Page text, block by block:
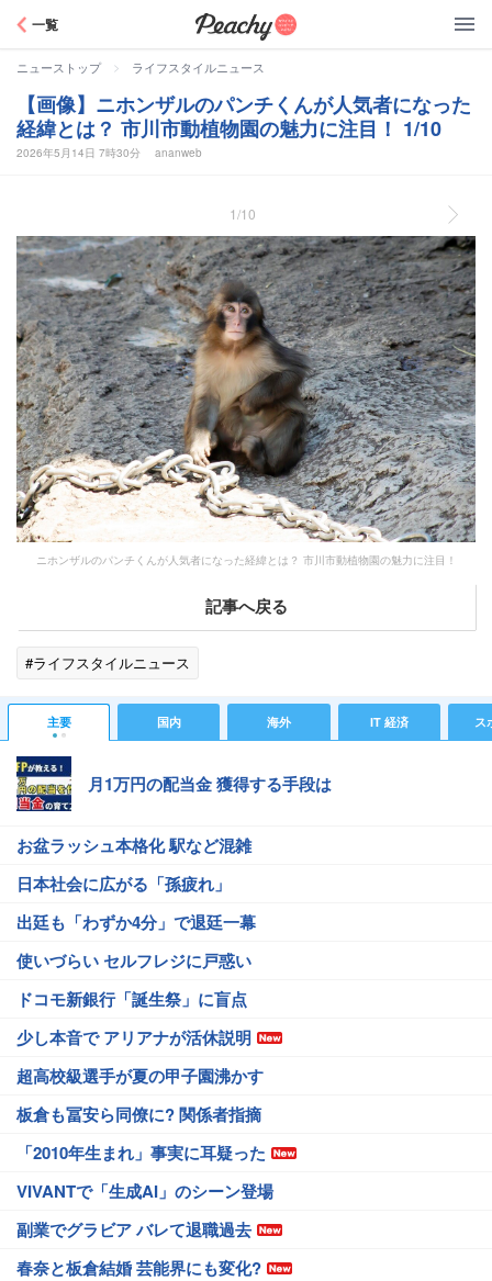
一覧
ニューストップ > ライフスタイルニュース
【画像】ニホンザルのパンチくんが人気者になった
経緯とは？ 市川市動植物園の魅力に注目！ 1/10
2026年5月14日 7時30分 ananweb
1/10
ニホンザルのパンチくんが人気者になった経緯とは？ 市川市動植物園の魅力に注目！
記事へ戻る
#ライフスタイルニュース
主要 国内 海外 IT 経済 ス
月1万円の配当金 獲得する手段は
お盆ラッシュ本格化 駅など混雑
日本社会に広がる「孫疲れ」
出廷も「わずか4分」で退廷一幕
使いづらい セルフレジに戸惑い
ドコモ新銀行「誕生祭」に盲点
少し本音で アリアナが活休説明
超高校級選手が夏の甲子園沸かす
板倉も冨安ら同僚に? 関係者指摘
「2010年生まれ」事実に耳疑った
VIVANTで「生成AI」のシーン登場
副業でグラビア バレて退職過去
春奈と板倉結婚 芸能界にも変化?